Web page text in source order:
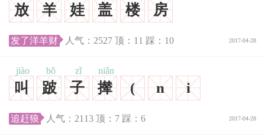
放 羊 娃 盖 楼 房
2017-04-28
发了洋羊财 人气： 2527 顶： 11 踩： 10
叫
jiào
跛
bǒ
子
zǐ
撵
niǎn
( n i
2017-04-28
追赶狼 人气： 2113 顶： 7 踩： 6